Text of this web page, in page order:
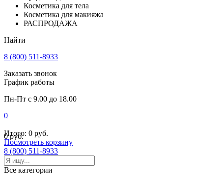
Косметика для тела
Косметика для макияжа
РАСПРОДАЖА
Найти
8 (800) 511-8933
Заказать звонок
График работы
Пн-Пт с 9.00 до 18.00
0
0 руб.
Итого: 0 руб.
Посмотреть корзину
8 (800) 511-8933
Все категории